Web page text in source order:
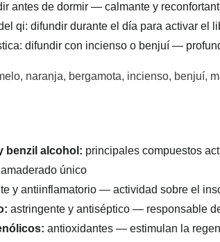
antes de dormir — calmante y
qi: difundir durante el día para activar el
difundir con incienso o benjuí —
naranja, bergamota, incienso, benjuí,
benzil alcohol: principales compuestos
único
y antiinflamatorio — actividad sobre el
astringente y antiséptico — responsable
antioxidantes — estimulan la